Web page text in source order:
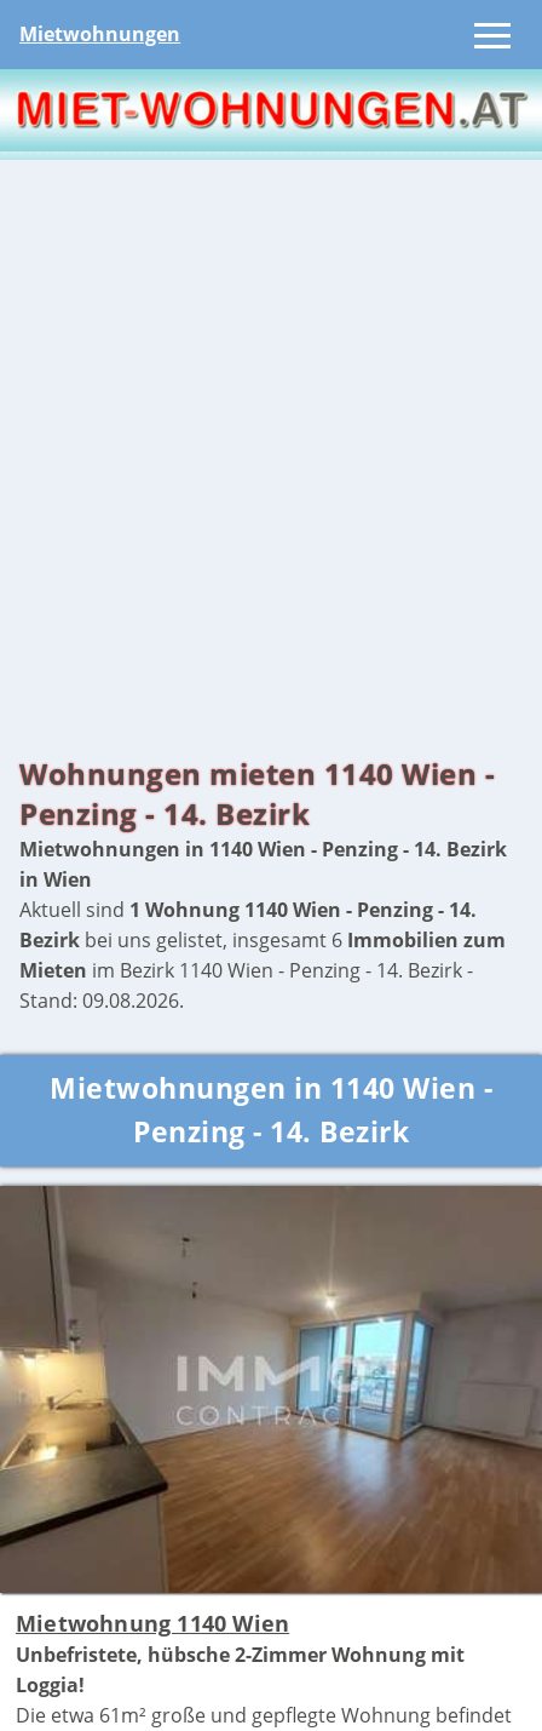
Mietwohnungen
Wohnungen mieten 1140 Wien -
Penzing - 14. Bezirk
Mietwohnungen in 1140 Wien - Penzing - 14. Bezirk
in Wien
Aktuell sind 1 Wohnung 1140 Wien - Penzing - 14.
Bezirk bei uns gelistet, insgesamt 6 Immobilien zum
Mieten im Bezirk 1140 Wien - Penzing - 14. Bezirk -
Stand: 09.08.2026.
Mietwohnungen in 1140 Wien -
Penzing - 14. Bezirk
Mietwohnung 1140 Wien
Unbefristete, hübsche 2-Zimmer Wohnung mit
Loggia!
Die etwa 61m² große und gepflegte Wohnung befindet